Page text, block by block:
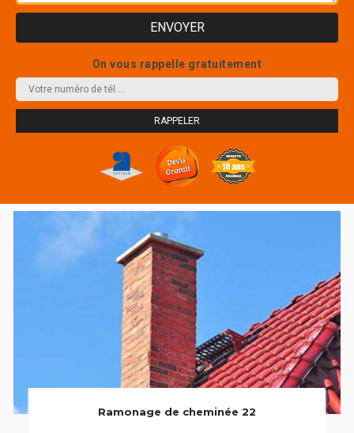
On vous rappelle gratuitement
Ramonage de cheminée 22